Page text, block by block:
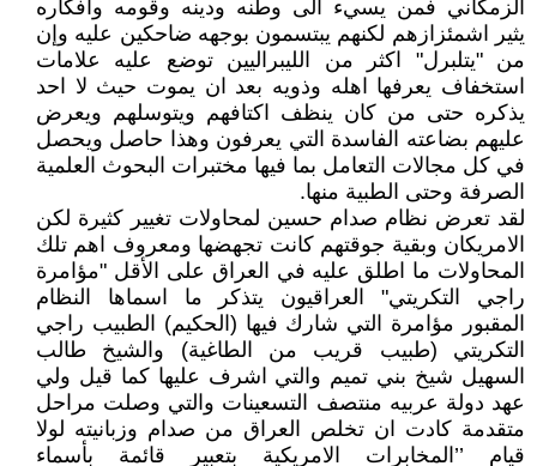
الزمكاني فمن يسيء الى وطنه ودينه وقومه وأفكاره
يثير اشمئزازهم لكنهم يبتسمون بوجهه ضاحكين عليه وإن
من "يتلبرل" اكثر من الليبراليين توضع عليه علامات
استخفاف يعرفها اهله وذويه بعد ان يموت حيث لا احد
يذكره حتى من كان ينظف اكتافهم ويتوسلهم ويعرض
عليهم بضاعته الفاسدة التي يعرفون وهذا حاصل ويحصل
في كل مجالات التعامل بما فيها مختبرات البحوث العلمية
الصرفة وحتى الطبية منها.
لقد تعرض نظام صدام حسين لمحاولات تغيير كثيرة لكن
الامريكان وبقية جوقتهم كانت تجهضها ومعروف اهم تلك
المحاولات ما اطلق عليه في العراق على الأقل "مؤامرة
راجي التكريتي" العراقيون يتذكر ما اسماها النظام
المقبور مؤامرة التي شارك فيها (الحكيم) الطبيب راجي
التكريتي (طبيب قريب من الطاغية) والشيخ طالب
السهيل شيخ بني تميم والتي اشرف عليها كما قيل ولي
عهد دولة عربيه منتصف التسعينات والتي وصلت مراحل
متقدمة كادت ان تخلص العراق من صدام وزبانيته لولا
قيام ’’المخابرات الامريكية بتعبير قائمة بأسماء